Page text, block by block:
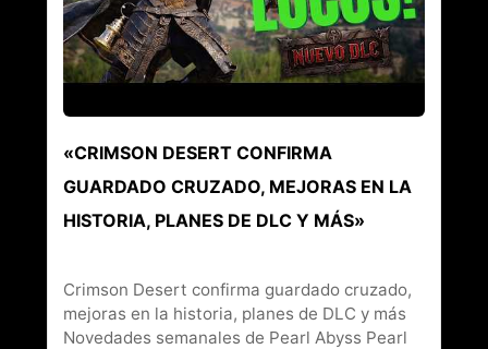
«CRIMSON DESERT CONFIRMA
GUARDADO CRUZADO, MEJORAS EN LA
HISTORIA, PLANES DE DLC Y MÁS»
Crimson Desert confirma guardado cruzado,
mejoras en la historia, planes de DLC y más
Novedades semanales de Pearl Abyss Pearl